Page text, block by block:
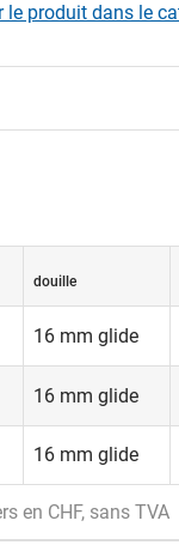
-40° jusqu'à
le produit dans le
douille
16 mm glide
16 mm glide
16 mm glide
en CHF, sans TVA